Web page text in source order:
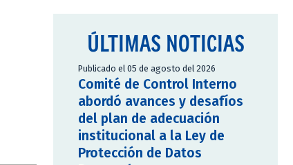
ÚLTIMAS NOTICIAS
Publicado el 05 de agosto del 2026
Comité de Control Interno
abordó avances y desafíos
del plan de adecuación
institucional a la Ley de
Protección de Datos